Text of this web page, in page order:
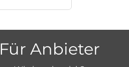
Für Anbieter